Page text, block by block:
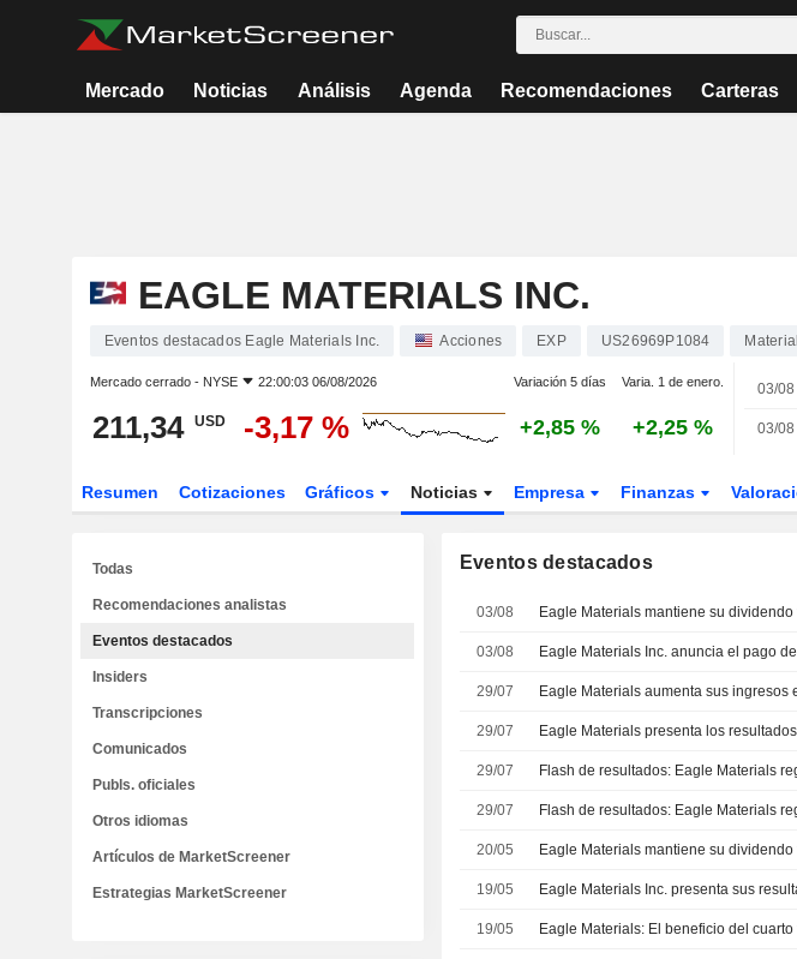
Mercado Noticias Análisis Agenda Recomendaciones Carteras
EAGLE MATERIALS INC.
Eventos destacados Eagle Materials Inc. Acciones EXP US26969P1084
Mercado cerrado - NYSE 22:00:03 06/08/2026 Variación 5 días Varia. 1 de enero.
211,34 USD -3,17 % +2,85 % +2,25 %
03/08
03/08
Resumen Cotizaciones Gráficos Noticias Empresa Finanzas
Eventos destacados
03/08
03/08
29/07 Eagle Materials aumenta sus ingresos
29/07
29/07
29/07
20/05
19/05
19/05
Todas
Recomendaciones analistas
Eventos destacados
Insiders
Transcripciones
Comunicados
Publs. oficiales
Otros idiomas
Artículos de MarketScreener
Estrategias MarketScreener